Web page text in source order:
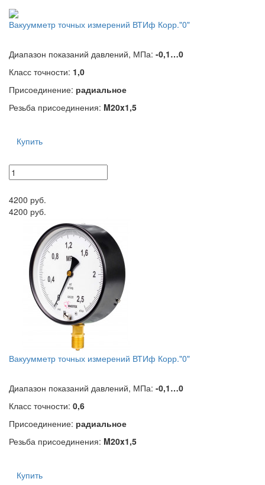
Вакуумметр точных измерений ВТИф Корр."0"
Диапазон показаний давлений, МПа: -0,1…0
Класс точности: 1,0
Присоединение: радиальное
Резьба присоединения: M20x1,5
Купить
4200 руб.
4200 руб.
Вакуумметр точных измерений ВТИф Корр."0"
Диапазон показаний давлений, МПа: -0,1…0
Класс точности: 0,6
Присоединение: радиальное
Резьба присоединения: M20x1,5
Купить